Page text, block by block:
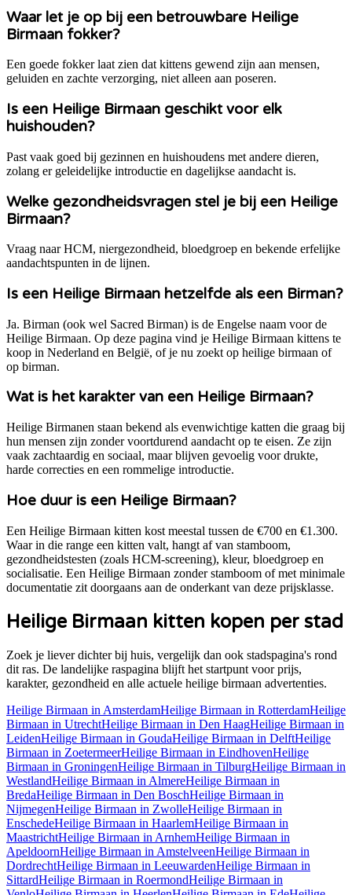
Waar let je op bij een betrouwbare Heilige
Birmaan fokker?
Een goede fokker laat zien dat kittens gewend zijn aan mensen,
geluiden en zachte verzorging, niet alleen aan poseren.
Is een Heilige Birmaan geschikt voor elk
huishouden?
Past vaak goed bij gezinnen en huishoudens met andere dieren,
zolang er geleidelijke introductie en dagelijkse aandacht is.
Welke gezondheidsvragen stel je bij een Heilige
Birmaan?
Vraag naar HCM, niergezondheid, bloedgroep en bekende erfelijke
aandachtspunten in de lijnen.
Is een Heilige Birmaan hetzelfde als een Birman?
Ja. Birman (ook wel Sacred Birman) is de Engelse naam voor de
Heilige Birmaan. Op deze pagina vind je Heilige Birmaan kittens te
koop in Nederland en België, of je nu zoekt op heilige birmaan of
op birman.
Wat is het karakter van een Heilige Birmaan?
Heilige Birmanen staan bekend als evenwichtige katten die graag bij
hun mensen zijn zonder voortdurend aandacht op te eisen. Ze zijn
vaak zachtaardig en sociaal, maar blijven gevoelig voor drukte,
harde correcties en een rommelige introductie.
Hoe duur is een Heilige Birmaan?
Een Heilige Birmaan kitten kost meestal tussen de €700 en €1.300.
Waar in die range een kitten valt, hangt af van stamboom,
gezondheidstesten (zoals HCM-screening), kleur, bloedgroep en
socialisatie. Een Heilige Birmaan zonder stamboom of met minimale
documentatie zit doorgaans aan de onderkant van deze prijsklasse.
Heilige Birmaan kitten kopen per stad
Zoek je liever dichter bij huis, vergelijk dan ook stadspagina's rond
dit ras. De landelijke raspagina blijft het startpunt voor prijs,
karakter, gezondheid en alle actuele heilige birmaan advertenties.
Heilige Birmaan inAmsterdamHeilige Birmaan in RotterdamHeilige
Birmaan in UtrechtHeilige Birmaan in Den HaagHeilige Birmaan in
LeidenHeilige Birmaan in GoudaHeilige Birmaan in DelftHeilige
Birmaan in ZoetermeerHeilige Birmaan in EindhovenHeilige
Birmaan in GroningenHeilige Birmaan in TilburgHeilige Birmaan in
WestlandHeilige Birmaan inAlmereHeilige Birmaan in
BredaHeilige Birmaan in Den BoschHeilige Birmaan in
NijmegenHeilige Birmaan in ZwolleHeilige Birmaan in
EnschedeHeilige Birmaan in HaarlemHeilige Birmaan in
MaastrichtHeilige Birmaan inArnhemHeilige Birmaan in
ApeldoornHeilige Birmaan inAmstelveenHeilige Birmaan in
DordrechtHeilige Birmaan in LeeuwardenHeilige Birmaan in
SittardHeilige Birmaan in RoermondHeilige Birmaan in